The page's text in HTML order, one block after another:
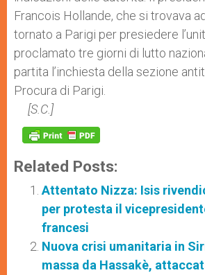
Francois Hollande, che si trovava
tornato a Parigi per presiedere
proclamato tre giorni di lutto
partita l’inchiesta della sezione
Procura di Parigi.
[S.C.]
Related Posts:
Attentato Nizza: Isis
per protesta il
francesi
Nuova crisi umanitaria in
massa da Hassakè,